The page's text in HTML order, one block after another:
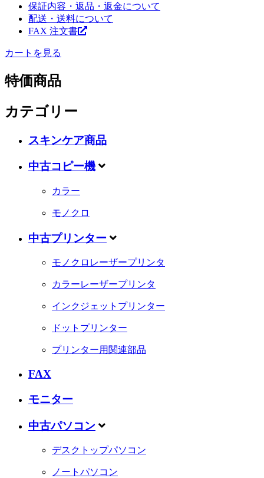
保証内容・返品・返金について
配送・送料について
FAX 注文書
カートを見る
特価商品
カテゴリー
スキンケア商品
中古コピー機
カラー
モノクロ
中古プリンター
モノクロレーザープリンタ
カラーレーザープリンタ
インクジェットプリンター
ドットプリンター
プリンター用関連部品
FAX
モニター
中古パソコン
デスクトップパソコン
ノートパソコン